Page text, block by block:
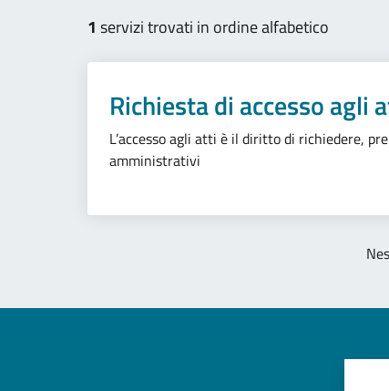
1 servizi trovati in ordine alfabetico
Richiesta di accesso agli
L’accesso agli atti è il diritto di richiedere,
amministrativi